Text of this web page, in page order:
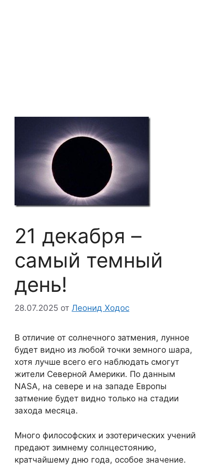
21 декабря –
самый темный
день!
28.07.2025 от Леонид Ходос
В отличие от солнечного затмения, лунное
будет видно из любой точки земного шара,
хотя лучше всего его наблюдать смогут
жители Северной Америки. По данным
NASA, на севере и на западе Европы
затмение будет видно только на стадии
захода месяца.
Много философских и эзотерических учений
предают зимнему солнцестоянию,
кратчайшему дню года, особое значение.